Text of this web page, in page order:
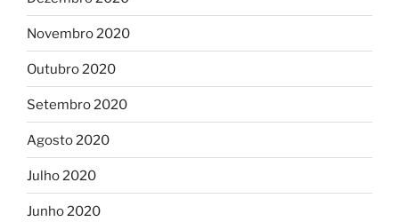
Novembro 2020
Outubro 2020
Setembro 2020
Agosto 2020
Julho 2020
Junho 2020